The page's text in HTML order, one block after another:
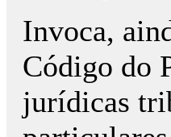
Invoca,
Código do
jurídicas